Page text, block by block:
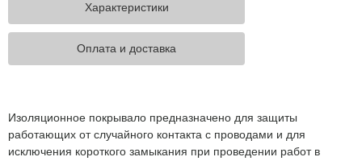
Характеристики
Оплата и доставка
Изоляционное покрывало предназначено для защиты
работающих от случайного контакта с проводами и для
исключения короткого замыкания при проведении работ в